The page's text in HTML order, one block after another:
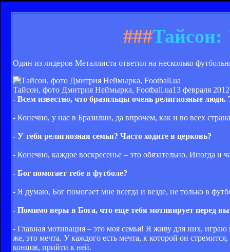
###
Один из лидеров Металлиста ответил на несколько
Тайсон, фото Дмитрия Неймырка, Football.ua13 февраля
- Всем известно, что бразильцы очень религиозные
- Конечно, у нас в Бразилии, да впрочем, как и во всех
- У тебя религиозная семья? Часто ходите в церковь?
- Конечно, каждое воскресенье – это обязательно. Иногда и
- Бог помогает тебе в футболе?
- Я думаю, Бог помогает мне всегда и везде, не только в
- Помимо веры в Бога, что еще тебя мотивирует перед
- Главная мотивация – это моя семья! Я живу для них,
же, это мечта. У каждого есть мечта, к которой он
концов, прийти к ней.